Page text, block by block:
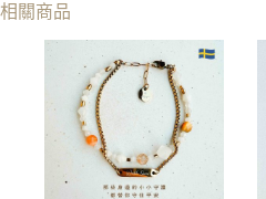
相關商品